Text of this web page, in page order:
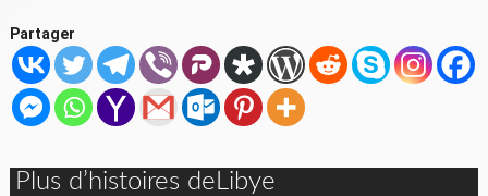
Partager
Plus d’histoires deLibye